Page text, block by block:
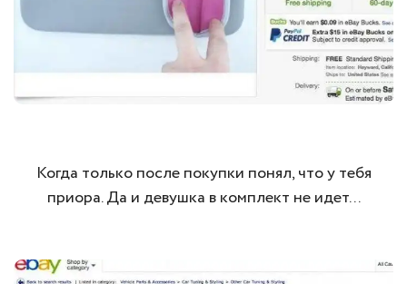
Когда только после покупки понял, что у тебя
приора. Да и девушка в комплект не идет...